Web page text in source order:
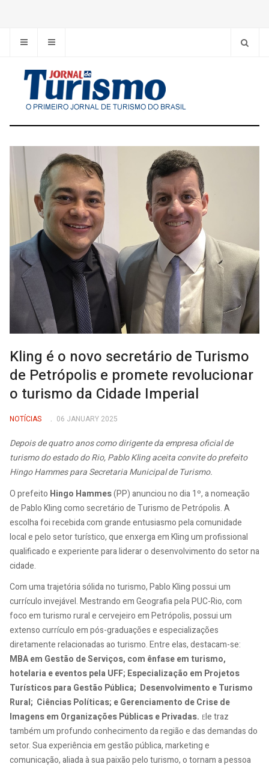
Kling é o novo secretário de Turismo
de Petrópolis e promete revolucionar
o turismo da Cidade Imperial
NOTÍCIAS 06 JANUARY 2025
Depois de quatro anos como dirigente da empresa oficial de
turismo do estado do Rio, Pablo Kling aceita convite do prefeito
Hingo Hammes para Secretaria Municipal de Turismo.
O prefeito Hingo Hammes(PP) anunciou no dia 1º, a nomeação
de Pablo Kling como secretário de Turismo de Petrópolis. A
escolha foi recebida com grande entusiasmo pela comunidade
local e pelo setor turístico, que enxerga em Kling um profissional
qualificado e experiente para liderar o desenvolvimento do setor na
cidade.
Com uma trajetória sólida no turismo, Pablo Kling possui um
currículo invejável. Mestrando em Geografia pela PUC-Rio, com
foco em turismo rural e cervejeiro em Petrópolis, possui um
extenso currículo em pós-graduações e especializações
diretamente relacionadas ao turismo. Entre elas, destacam-se:
MBA em Gestão de Serviços, com ênfase em turismo,
hotelaria e eventos pela UFF; Especialização em Projetos
Turísticos para Gestão Pública; Desenvolvimento e Turismo
Rural; Ciências Políticas; e Gerenciamento de Crise de
Imagens em Organizações Públicas e Privadas. Ele traz
também um profundo conhecimento da região e das demandas do
setor. Sua experiência em gestão pública, marketing e
comunicação, aliada à sua paixão pelo turismo, o tornam a pessoa